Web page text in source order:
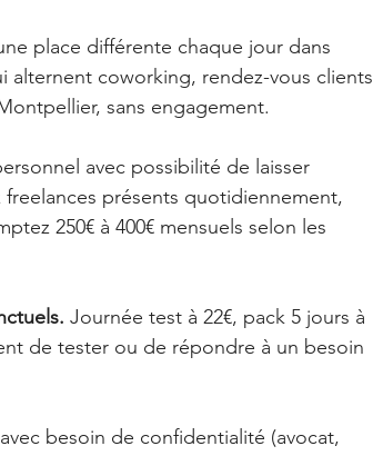
place différente chaque jour dans
alternent coworking, rendez-vous clients
sans engagement.
avec possibilité de laisser
présents quotidiennement,
250€ à 400€ mensuels selon les
Journée test à 22€, pack 5 jours à
de tester ou de répondre à un besoin
besoin de confidentialité (avocat,